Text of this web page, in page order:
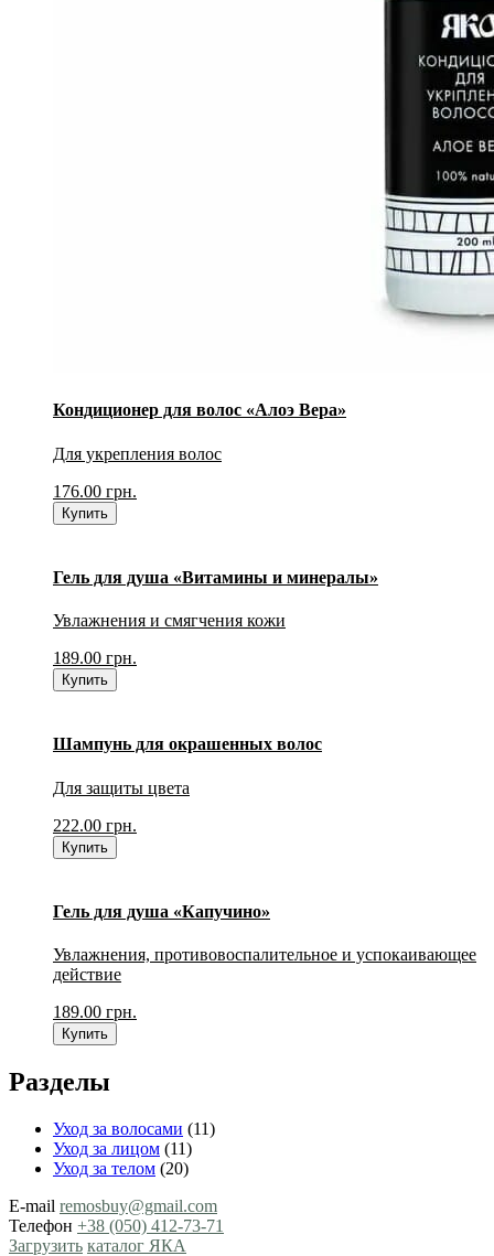
Кондиционер для волос «Алоэ Вера»
Для укрепления волос
176.00 грн.
Купить
Гель для душа «Витамины и минералы»
Увлажнения и смягчения кожи
189.00 грн.
Купить
Шампунь для окрашенных волос
Для защиты цвета
222.00 грн.
Купить
Гель для душа «Капучино»
Увлажнения, противовоспалительное и успокаивающее
действие
189.00 грн.
Купить
Разделы
Уход за волосами (11)
Уход за лицом (11)
Уход за телом (20)
E-mail remosbuy@gmail.com
Телефон +38 (050) 412-73-71
Загрузить каталог ЯКА